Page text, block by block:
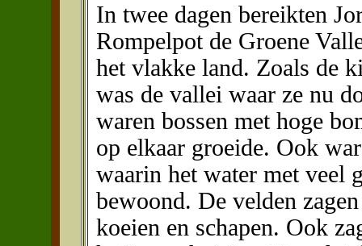
In twee dagen bereikten
Rompelpot de Groene
het vlakke land. Zoals de
was de vallei waar ze nu
waren bossen met hoge
op elkaar groeide. Ook
waarin het water met veel
bewoond. De velden
koeien en schapen. Ook